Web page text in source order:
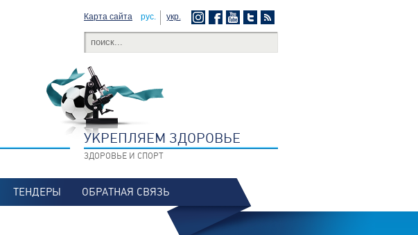
Карта сайта рус. укр.
УКРЕПЛЯЕМ ЗДОРОВЬЕ
ЗДОРОВЬЕ И СПОРТ
ТЕНДЕРЫ ОБРАТНАЯ СВЯЗЬ